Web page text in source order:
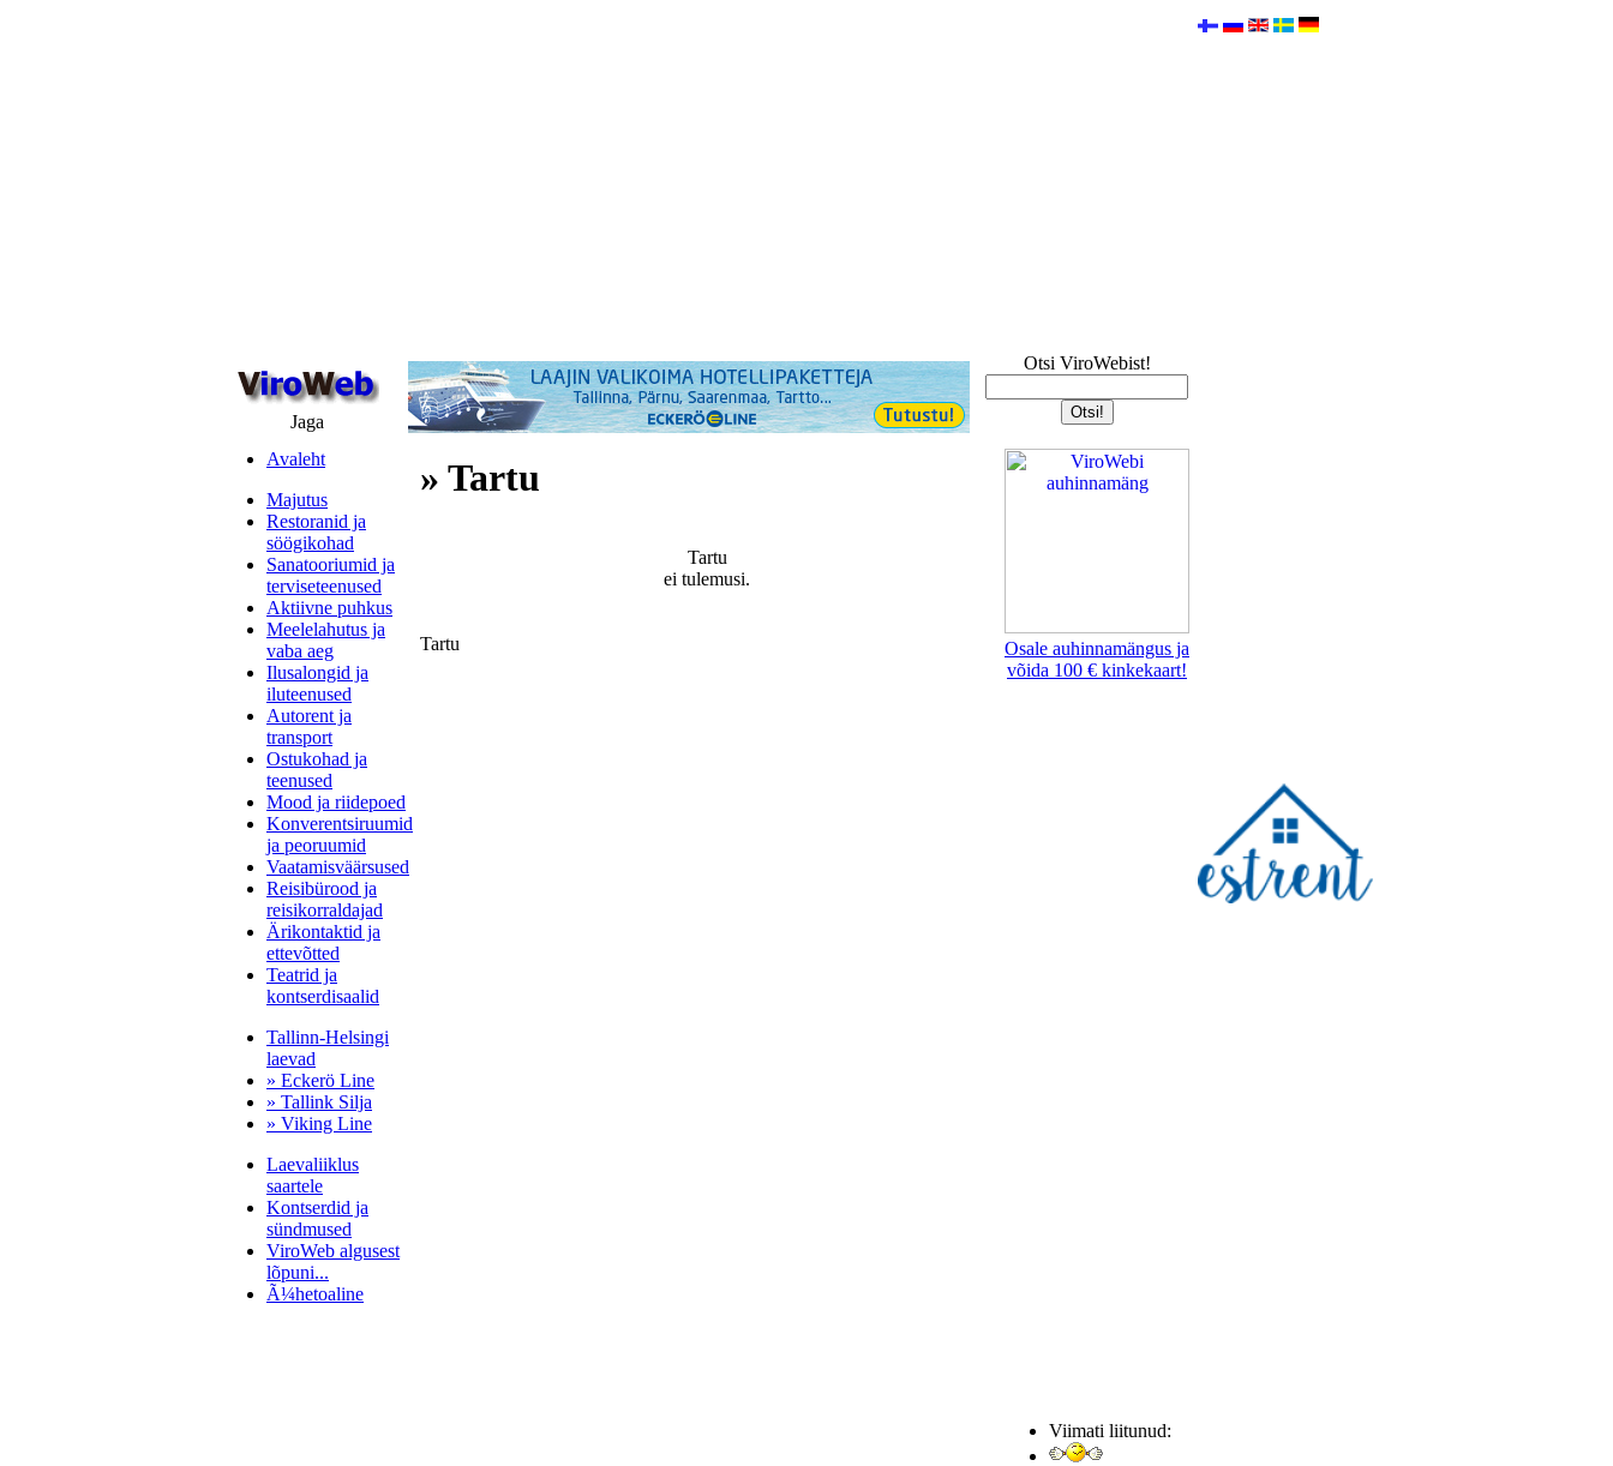
Jaga
Otsi ViroWebist!
Avaleht
Majutus
Restoranid ja
söögikohad
Sanatooriumid ja
terviseteenused
Aktiivne puhkus
Meelelahutus ja
vaba aeg
Ilusalongid ja
iluteenused
Autorent ja
transport
Ostukohad ja
teenused
Mood ja riidepoed
Konverentsiruumid
ja peoruumid
Vaatamisväärsused
Reisibürood ja
reisikorraldajad
Ärikontaktid ja
ettevõtted
Teatrid ja
kontserdisaalid
Tallinn-Helsingi
laevad
» Eckerö Line
» Tallink Silja
» Viking Line
Laevaliiklus
saartele
Kontserdid ja
sündmused
ViroWeb algusest
lõpuni...
Ã¼hetoaline
» Tartu
Tartu
ei tulemusi.
Tartu
Osale auhinnamängus ja
võida 100 € kinkekaart!
Viimati liitunud: